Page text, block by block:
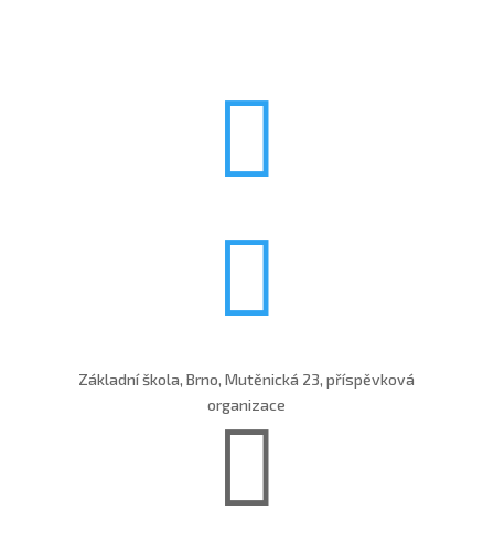


Základní škola, Brno, Mutěnická 23, příspěvková
organizace
